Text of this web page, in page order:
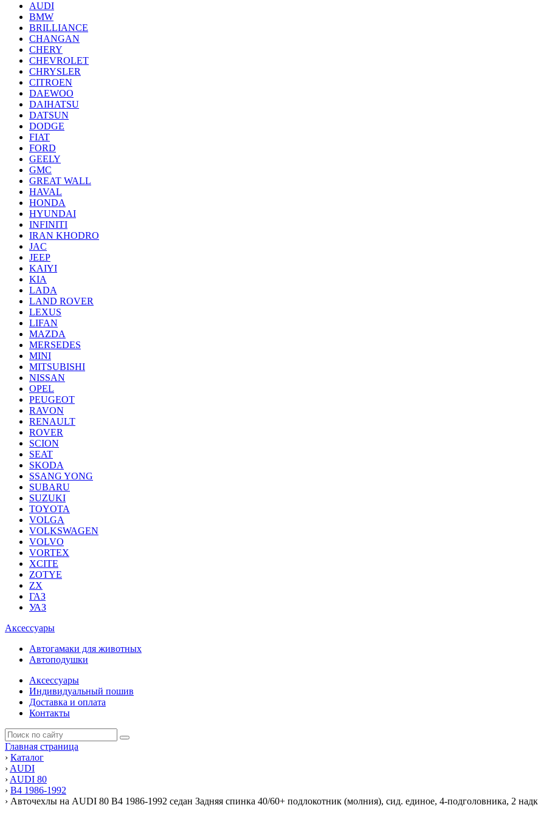
AUDI
BMW
BRILLIANCE
CHANGAN
CHERY
CHEVROLET
CHRYSLER
CITROEN
DAEWOO
DAIHATSU
DATSUN
DODGE
FIAT
FORD
GEELY
GMC
GREAT WALL
HAVAL
HONDA
HYUNDAI
INFINITI
IRAN KHODRO
JAC
JEEP
KAIYI
KIA
LADA
LAND ROVER
LEXUS
LIFAN
MAZDA
MERSEDES
MINI
MITSUBISHI
NISSAN
OPEL
PEUGEOT
RAVON
RENAULT
ROVER
SCION
SEAT
SKODA
SSANG YONG
SUBARU
SUZUKI
TOYOTA
VOLGA
VOLKSWAGEN
VOLVO
VORTEX
XCITE
ZOTYE
ZX
ГАЗ
УАЗ
Аксессуары
Автогамаки для животных
Автоподушки
Аксессуары
Индивидуальный пошив
Доставка и оплата
Контакты
Главная страница
› Каталог
› AUDI
› AUDI 80
› В4 1986-1992
› Авточехлы на AUDI 80 В4 1986-1992 седан Задняя спинка 40/60+ подлокотник (молния), сид. единое, 4-подголовника, 2